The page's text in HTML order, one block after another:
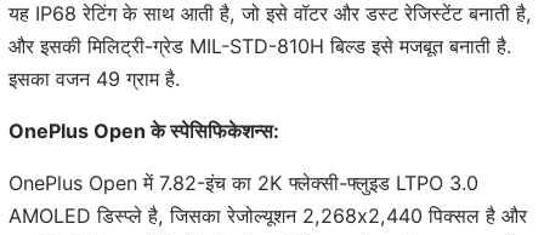
यह IP68 रेटिंग के साथ आती है, जो इसे वॉटर और डस्ट रेजिस्टेंट बनाती है,
और इसकी मिलिट्री-ग्रेड MIL-STD-810H बिल्ड इसे मजबूत बनाती है.
इसका वजन 49 ग्राम है.
OnePlus Open के स्पेसिफिकेशन्स:
OnePlus Open में 7.82-इंच का 2K फ्लेक्सी-फ्लुइड LTPO 3.0
AMOLED डिस्प्ले है, जिसका रेजोल्यूशन 2,268x2,440 पिक्सल है और